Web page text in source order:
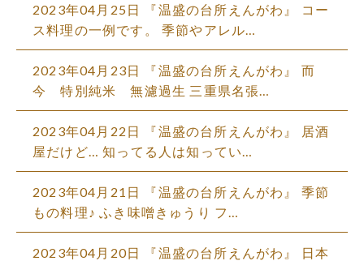
2023年04月25日
『温盛の台所えんがわ』 コー
ス料理の一例です。 季節やアレル…
2023年04月23日
『温盛の台所えんがわ』 而
今 特別純米 無濾過生 三重県名張…
2023年04月22日
『温盛の台所えんがわ』 居酒
屋だけど… 知ってる人は知ってい…
2023年04月21日
『温盛の台所えんがわ』 季節
もの料理♪ ふき味噌きゅうり フ…
2023年04月20日
『温盛の台所えんがわ』 日本